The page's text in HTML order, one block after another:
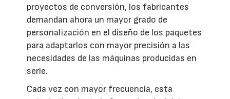
proyectos de conversión, los fabricantes
demandan ahora un mayor grado de
personalización en el diseño de los paquetes
para adaptarlos con mayor precisión a las
necesidades de las máquinas producidas en
serie.
Cada vez con mayor frecuencia, esta